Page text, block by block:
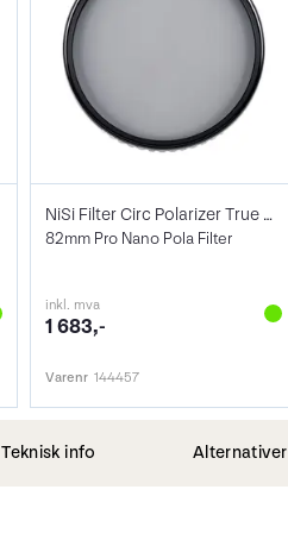
NiSi Filter Circ Polarizer True Color 82
82mm Pro Nano Pola Filter
inkl. mva
1 683,-
Varenr 144457
Teknisk info Alternativer